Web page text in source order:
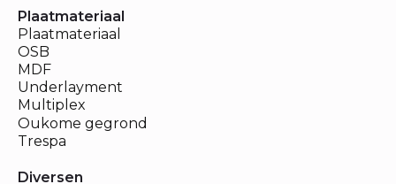
Plaatmateriaal
Plaatmateriaal
OSB
MDF
Underlayment
Multiplex
Oukome gegrond
Trespa
Diversen